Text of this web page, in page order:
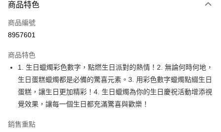
信用卡一次付款
超商取貨付款
Apple Pay
街口支付
悠遊付
全盈+PAY
商品特色
商品編號
8957601
商品特色
1. 生日蠟燭彩色數字，點燃生日派對的熱情！2. 無論何時何地，
生日蛋糕蠟燭都是必備的驚喜元素。3. 用彩色數字蠟燭點綴生日
蛋糕，讓生日更加精彩！4. 生日蠟燭為你的生日慶祝活動增添視
覺效果，讓每一個生日都充滿驚喜與歡樂！
銷售重點